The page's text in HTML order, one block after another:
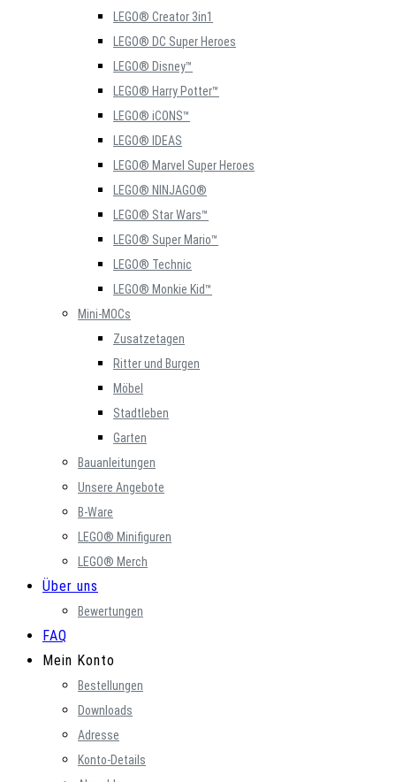
LEGO® Creator 3in1
LEGO® DC Super Heroes
LEGO® Disney™
LEGO® Harry Potter™
LEGO® iCONS™
LEGO® IDEAS
LEGO® Marvel Super Heroes
LEGO® NINJAGO®
LEGO® Star Wars™
LEGO® Super Mario™
LEGO® Technic
LEGO® Monkie Kid™
Mini-MOCs
Zusatzetagen
Ritter und Burgen
Möbel
Stadtleben
Garten
Bauanleitungen
Unsere Angebote
B-Ware
LEGO® Minifiguren
LEGO® Merch
Über uns
Bewertungen
FAQ
Mein Konto
Bestellungen
Downloads
Adresse
Konto-Details